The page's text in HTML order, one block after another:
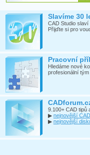
Slavíme 30
CAD Studio
Přijďte si pro
Pracovní
Hledáme nové
profesionální
9.100+ CAD tipů
▶ nejnovější
▶ nejnovější